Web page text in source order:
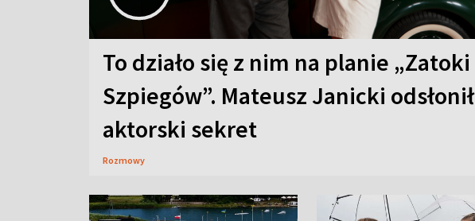
To działo się z nim na planie „Zatoki
Szpiegów”. Mateusz Janicki odsłonił
aktorski sekret
Rozmowy